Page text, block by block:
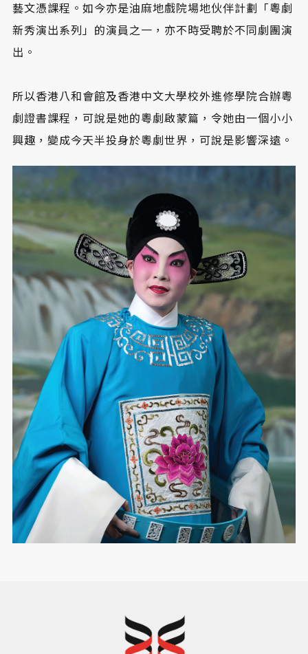
藝文憑課程。如今亦是油麻地戲院場地伙伴計劃「粵劇
新秀演出系列」的演員之一，亦不時受聘於不同劇團演
出。
所以香港八和會館及香港中文大學校外進修學院合辦粵
劇證書課程，可說是她的粵劇啟蒙篇，令她由一個小小
興趣，變成今天半投身於粵劇世界，可說是影響深遠。